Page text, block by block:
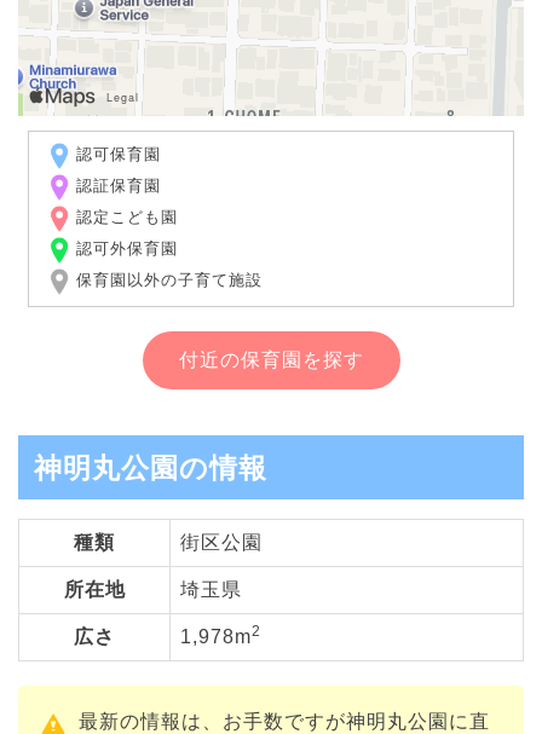
認可保育園
認証保育園
認定こども園
認可外保育園
保育園以外の子育て施設
付近の保育園を探す
神明丸公園の情報
種類 街区公園
所在地 埼玉県
広さ 1,978m2
最新の情報は、お手数ですが神明丸公園に直